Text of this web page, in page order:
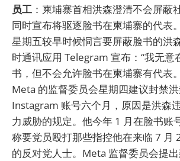
员工 ：柬埔寨首相洪森澄清不会屏蔽
同时宣布将驱逐脸书在柬埔寨的代表
星期五较早时候恫言要屏蔽脸书的洪
时通讯应用 Telegram 宣布：“我无意
书，但不会允许脸书在柬埔寨有代表
Meta 的监督委员会星期四建议封禁
Instagram 账号六个月，原因是洪森
力威胁的规定。他今年 1 月在脸书账
称要党员殴打那些指控他在来临 7 月
的反对党人士。Meta 监督委员会提